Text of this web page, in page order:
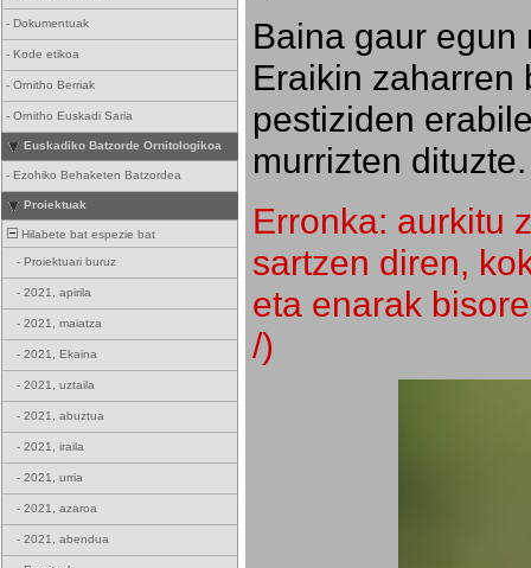
- Dokumentuak
- Kode etikoa
- Ornitho Berriak
- Ornitho Euskadi Saria
Euskadiko Batzorde Ornitologikoa
- Ezohiko Behaketen Batzordea
Proiektuak
Hilabete bat espezie bat
- Proiektuari buruz
- 2021, apirila
- 2021, maiatza
- 2021, Ekaina
- 2021, uztaila
- 2021, abuztua
- 2021, iraila
- 2021, urria
- 2021, azaroa
- 2021, abendua
Baina gaur egun
Eraikin zaharren
pestiziden
murrizten dituzte.
Erronka: aurkitu
sartzen diren,
eta enarak
/)